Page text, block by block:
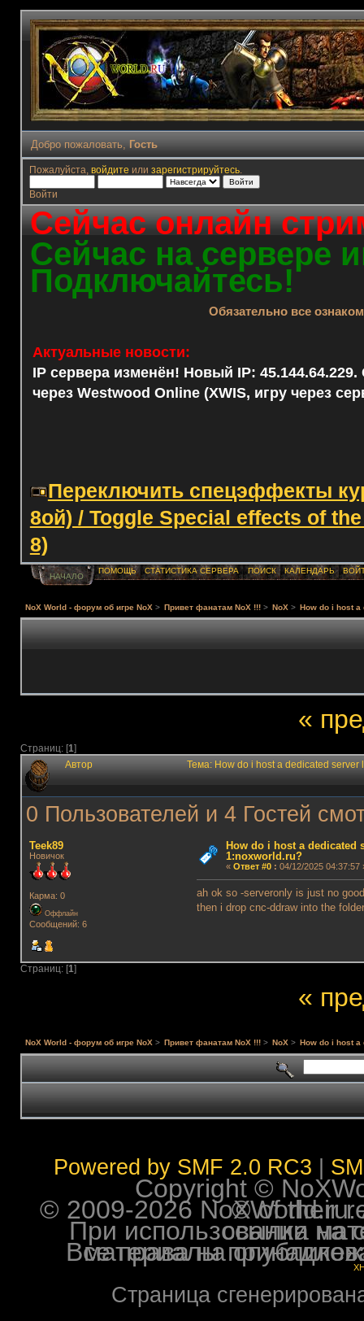
Добро пожаловать, Гость
Пожалуйста, войдите или зарегистрируйтесь.
Войти
Сейчас онлайн
Сейчас на сервере
Подключайтесь!
Обязательно все
Актуальные новости:
IP сервера изменён! Новый IP: 45.144.64.229.
через Westwood Online (XWIS, игру через
Переключить спецэффекты
8ой) / Toggle Special effects of
8)
НАЧАЛО
ПОМОЩЬ СТАТИСТИКА СЕРВЕРА ПОИСК КАЛЕНДАРЬ
NoX World - форум об игре NoX > Привет фанатам NoX !!! > NoX > How do i host
«
Страниц: [1]
Автор Тема: How do i host a dedicated
0 Пользователей и 4 Гостей
Teek89
Новичок
Карма: 0
Оффлайн
Сообщений: 6
How do i host a dedicated
1:noxworld.ru?
« Ответ #0: 04/12/2025 04:37:57
ah ok so -serveronly is just no
then i drop cnc-ddraw into the
Страниц: [1]
«
NoX World - форум об игре NoX> Привет фанатам NoX !!! > NoX > How do i host
Powered by SMF 2.0 RC3
Copyright ©
© 2009-2026 NoXWorld.ru. All
При использовании
Все права на опубликованные на форуме
Страница